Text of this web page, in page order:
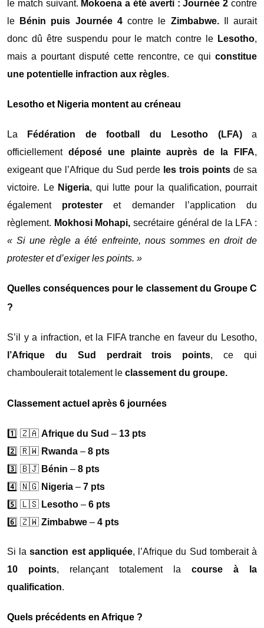
le match suivant. Mokoena a été averti :Journée 2 contre
le
Bénin puis Journée 4contre le Zimbabwe.
Il aurait
donc dû être suspendu pour le match contre le Lesotho,
mais a pourtant disputé cette rencontre, ce qui constitue
une potentielle infraction aux règles.
Lesotho et Nigeria montent au créneau
La Fédération de football du Lesotho (LFA)a
officiellement déposé une plainte auprès de la FIFA,
exigeant que l’Afrique du Sud perde les trois points de sa
victoire. Le Nigeria, qui lutte pour la qualification, pourrait
également protester et demander l’application du
règlement. Mokhosi Mohapi, secrétaire général de la LFA :
« Si une règle a été enfreinte, nous sommes en droit de
protester et d’exiger les points. »
Quelles conséquences pour le classement du Groupe C
?
S’il y a infraction, et la FIFA tranche en faveur du Lesotho,
l’Afrique du Sud perdrait trois points, ce qui
chamboulerait totalement le classement du groupe.
Classement actuel après 6 journées
1️⃣ 🇿🇦 Afrique du Sud – 13 pts
2️⃣ 🇷🇼 Rwanda – 8 pts
3️⃣ 🇧🇯 Bénin – 8 pts
4️⃣ 🇳🇬 Nigeria – 7 pts
5️⃣ 🇱🇸 Lesotho – 6 pts
6️⃣ 🇿🇼 Zimbabwe – 4 pts
Si lasanction est appliquée, l’Afrique du Sud tomberait à
10 points, relançant totalement la course à la
qualification.
Quels précédents en Afrique ?